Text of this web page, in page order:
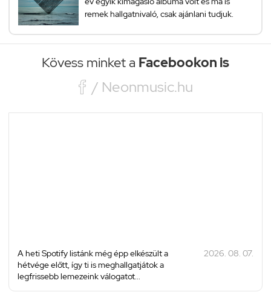
remek hallgatnivaló, csak ajánlani tudjuk.
Kövess minket a Facebookon is
 / Neonmusic.hu
A heti Spotify listánk még épp elkészült a
hétvége előtt, így ti is meghallgatjátok a
legfrissebb lemezeink válogatot...
2026. 08. 07.